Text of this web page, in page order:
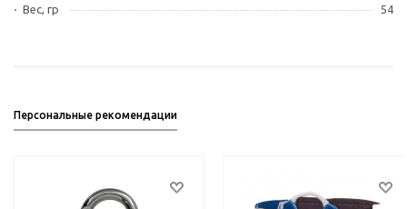
Вес, гр
54
Персональные рекомендации